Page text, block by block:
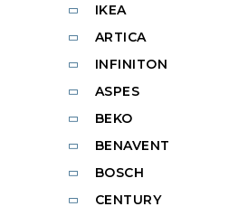
IKEA
ARTICA
INFINITON
ASPES
BEKO
BENAVENT
BOSCH
CENTURY